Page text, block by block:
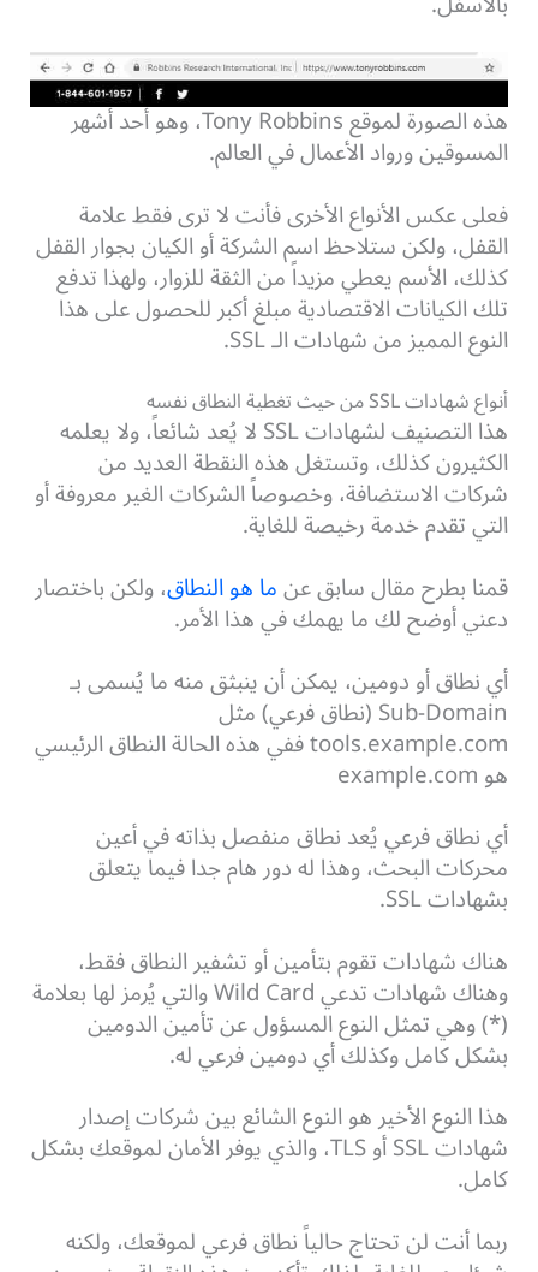
هذه الصورة لموقع Tony Robbins، وهو أحد أشهر
المسوقين ورواد الأعمال في العالم.
فعلى عكس الأنواع الأخرى فأنت لا ترى فقط علامة
القفل، ولكن ستلاحظ اسم الشركة أو الكيان بجوار القفل
كذلك، الأسم يعطي مزيداً من الثقة للزوار، ولهذا تدفع
تلك الكيانات الاقتصادية مبلغ أكبر للحصول على هذا
النوع المميز من شهادات الـ SSL.
أنواع شهادات SSL من حيث تغطية النطاق نفسه
هذا التصنيف لشهادات SSL لا يُعد شائعاً، ولا يعلمه
الكثيرون كذلك، وتستغل هذه النقطة العديد من
شركات الاستضافة، وخصوصاً الشركات الغير معروفة أو
التي تقدم خدمة رخيصة للغاية.
قمنا بطرح مقال سابق عنما هو النطاق، ولكن باختصار
دعني أوضح لك ما يهمك في هذا الأمر.
أي نطاق أو دومين، يمكن أن ينبثق منه ما يُسمى بـ
Sub-Domain (نطاق فرعي) مثل
tools.example.com ففي هذه الحالة النطاق الرئيسي
هو example.com
أي نطاق فرعي يُعد نطاق منفصل بذاته في أعين
محركات البحث، وهذا له دور هام جدا فيما يتعلق
بشهادات SSL.
هناك شهادات تقوم بتأمين أو تشفير النطاق فقط،
وهناك شهادات تدعي Wild Card والتي يُرمز لها بعلامة
(*) وهي تمثل النوع المسؤول عن تأمين الدومين
بشكل كامل وكذلك أي دومين فرعي له.
هذا النوع الأخير هو النوع الشائع بين شركات إصدار
شهادات SSL أو TLS، والذي يوفر الأمان لموقعك بشكل
كامل.
ربما أنت لن تحتاج حالياً نطاق فرعي لموقعك، ولكنه